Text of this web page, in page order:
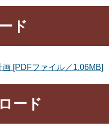
ド
[PDFファイル／1.06MB]
ード